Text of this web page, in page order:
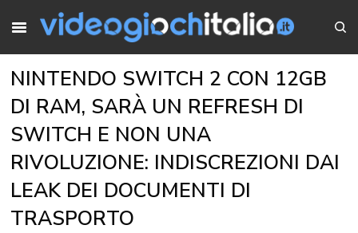
NINTENDO SWITCH 2 CON 12GB
DI RAM, SARÀ UN REFRESH DI
SWITCH E NON UNA
RIVOLUZIONE: INDISCREZIONI DAI
LEAK DEI DOCUMENTI DI
TRASPORTO